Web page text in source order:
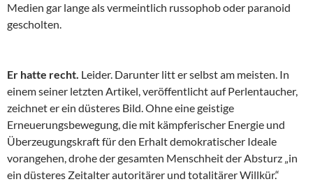
Medien gar lange als vermeintlich russophob oder paranoid
gescholten.
Er hatte recht. Leider. Darunter litt er selbst am meisten. In
einem seiner letzten Artikel, veröffentlicht auf Perlentaucher,
zeichnet er ein düsteres Bild. Ohne eine geistige
Erneuerungsbewegung, die mit kämpferischer Energie und
Überzeugungskraft für den Erhalt demokratischer Ideale
vorangehen, drohe der gesamten Menschheit der Absturz „in
ein düsteres Zeitalter autoritärer und totalitärer Willkür.“